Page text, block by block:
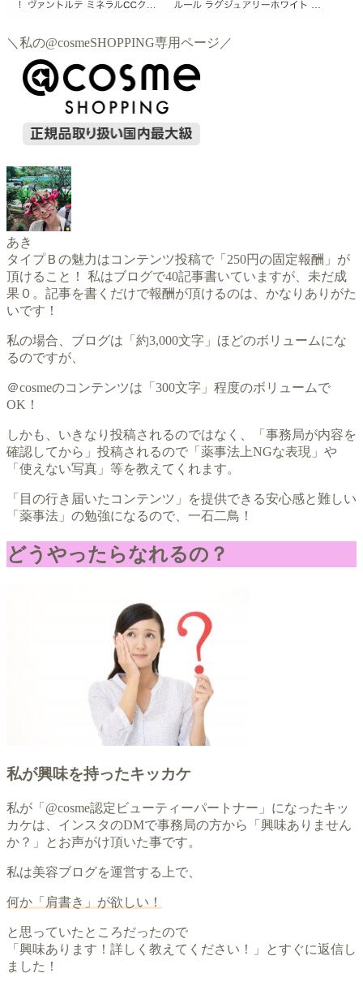
＼私の@cosmeSHOPPING専用ページ／
あき
タイプＢの魅力はコンテンツ投稿で「250円の固定報酬」が
頂けること！ 私はブログで40記事書いていますが、未だ成
果０。記事を書くだけで報酬が頂けるのは、かなりありがた
いです！
私の場合、ブログは「約3,000文字」ほどのボリュームにな
るのですが、
＠cosmeのコンテンツは「300文字」程度のボリュームで
OK！
しかも、いきなり投稿されるのではなく、「事務局が内容を
確認してから」投稿されるので「薬事法上NGな表現」や
「使えない写真」等を教えてくれます。
「目の行き届いたコンテンツ」を提供できる安心感と難しい
「薬事法」の勉強になるので、一石二鳥！
どうやったらなれるの？
私が興味を持ったキッカケ
私が「@cosme認定ビューティーパートナー」になったキッ
カケは、インスタのDMで事務局の方から「興味ありません
か？」とお声がけ頂いた事です。
私は美容ブログを運営する上で、
何か「肩書き」が欲しい！
と思っていたところだったので
「興味あります！詳しく教えてください！」とすぐに返信し
ました！